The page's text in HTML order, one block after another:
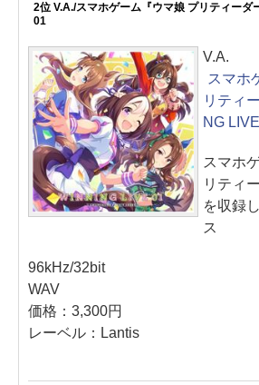
2位 V.A./スマホゲーム『ウマ娘 プリティーダ
01
V.A.
スマホ
リティ
NG
スマホ
リティ
を収録
ス
96kHz/32bit
WAV
価格：3,300円
レーベル：Lantis